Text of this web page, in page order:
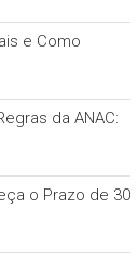
e Como
da ANAC:
o Prazo de 30